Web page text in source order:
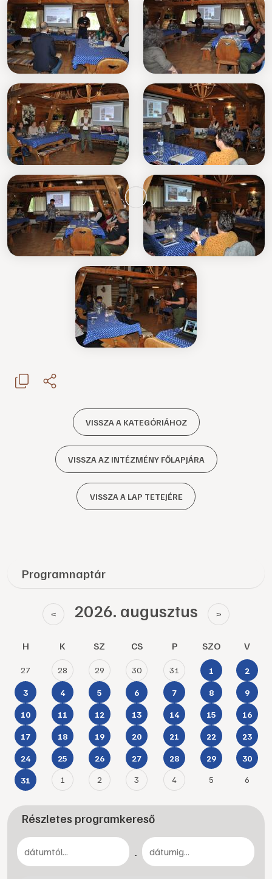
VISSZA A KATEGÓRIÁHOZ
VISSZA AZ INTÉZMÉNY FŐLAPJÁRA
VISSZA A LAP TETEJÉRE
Programnaptár
< 2026. augusztus >
H K SZ CS P SZO V
27 28 29 30 31 1 2
3 4 5 6 7 8 9
10 11 12 13 14 15 16
17 18 19 20 21 22 23
24 25 26 27 28 29 30
31 1 2 3 4 5 6
Részletes programkereső
-